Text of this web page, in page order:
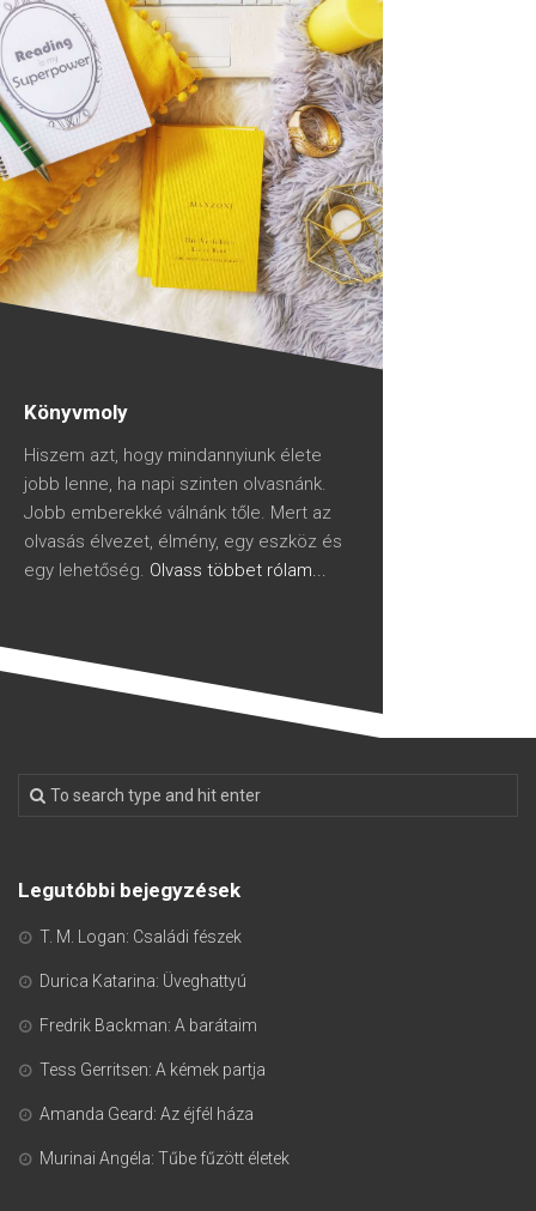
Könyvmoly
Hiszem azt, hogy mindannyiunk élete
jobb lenne, ha napi szinten olvasnánk.
Jobb emberekké válnánk tőle. Mert az
olvasás élvezet, élmény, egy eszköz és
egy lehetőség. Olvass többet rólam...
Legutóbbi bejegyzések
T. M. Logan: Családi fészek
Durica Katarina: Üveghattyú
Fredrik Backman: A barátaim
Tess Gerritsen: A kémek partja
Amanda Geard: Az éjfél háza
Murinai Angéla: Tűbe fűzött életek